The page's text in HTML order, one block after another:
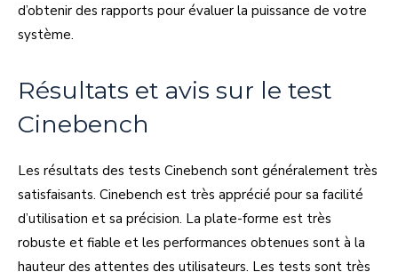
d’obtenir des rapports pour évaluer la puissance de votre
système.
Résultats et avis sur le test
Cinebench
Les résultats des tests Cinebench sont généralement très
satisfaisants. Cinebench est très apprécié pour sa facilité
d’utilisation et sa précision. La plate-forme est très
robuste et fiable et les performances obtenues sont à la
hauteur des attentes des utilisateurs. Les tests sont très